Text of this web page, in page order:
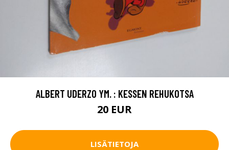
ALBERT UDERZO YM. : KESSEN REHUKOTSA
20 EUR
LISÄTIETOJA